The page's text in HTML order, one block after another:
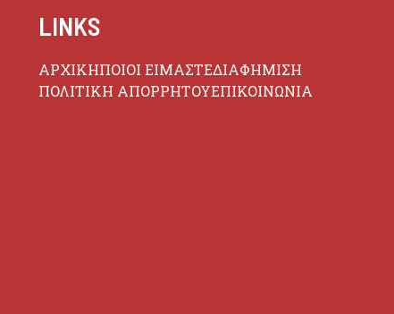
LINKS
ΑΡΧΙΚΗΠΟΙΟΙ ΕΙΜΑΣΤΕΔΙΑΦΗΜΙΣΗ
ΠΟΛΙΤΙΚΗ ΑΠΟΡΡΗΤΟΥΕΠΙΚΟΙΝΩΝΙΑ